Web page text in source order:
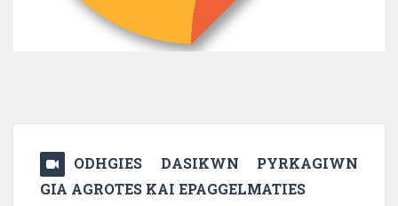
ODHGIES DASIKWN PYRKAGIWN
GIA AGROTES KAI EPAGGELMATIES